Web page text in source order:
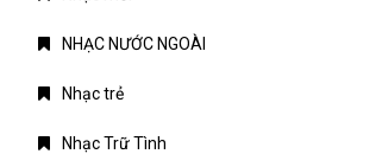
NHẠC NƯỚC NGOÀI
Nhạc trẻ
Nhạc Trữ Tình